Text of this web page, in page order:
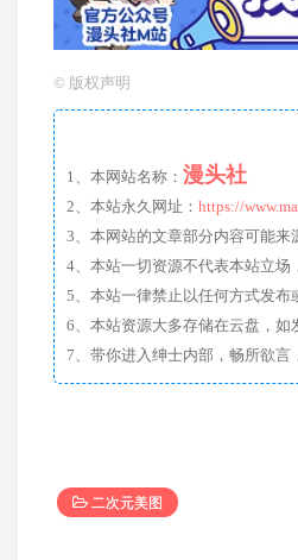
© 版权声明
1、本网站名称： 漫头社
2、本站永久网址： https://
3、本网站的文章部分内容可能来
4、本站一切资源不代表本站立场
5、本站一律禁止以任何方式发
6、本站资源大多存储在云盘，如
二次元美图